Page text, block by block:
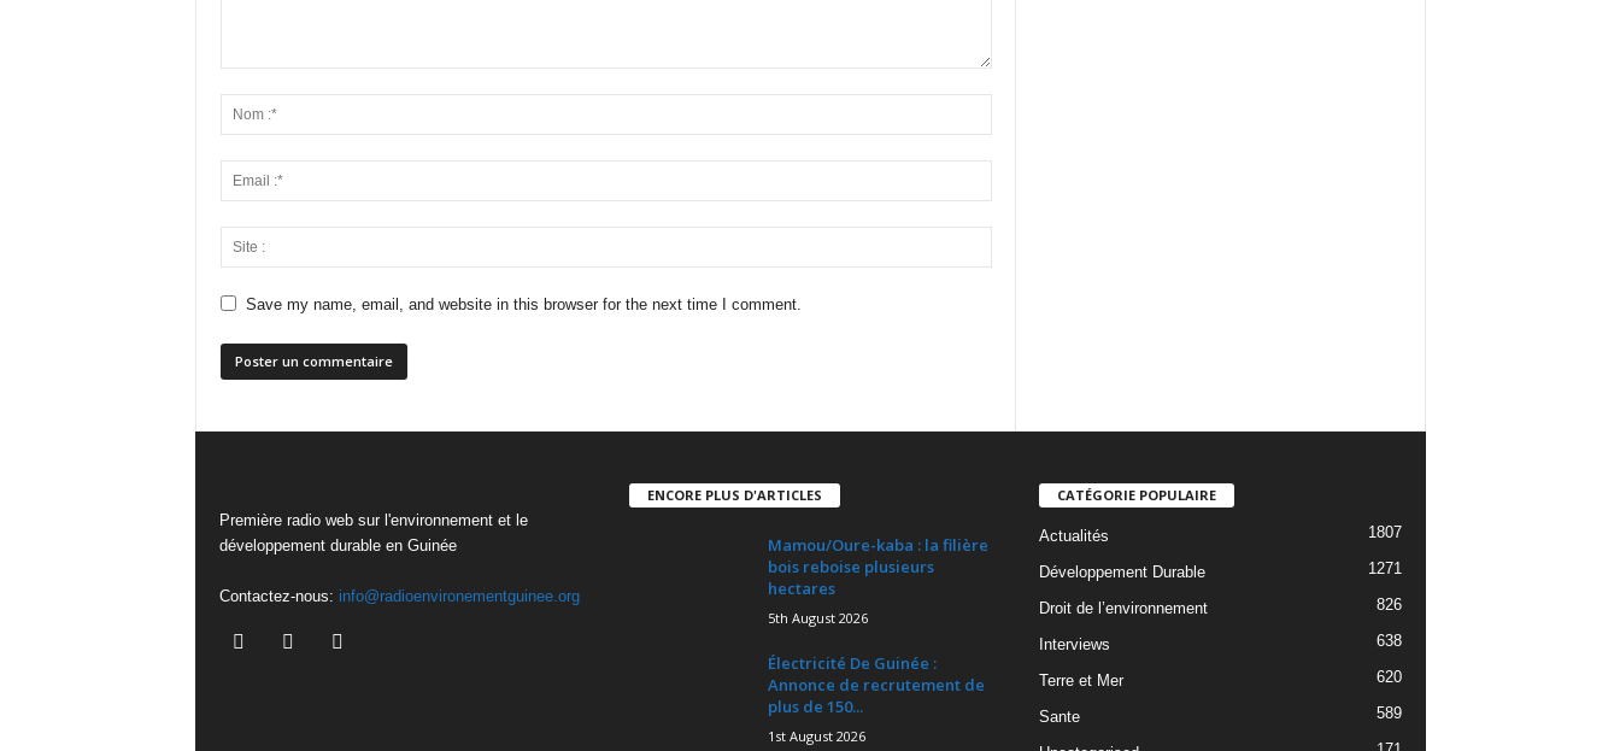
Save my name, email, and website in this browser for the next time I comment.
Première radio web sur l'environnement et le
développement durable en Guinée
Contactez-nous: info@radioenvironementguinee.org
ENCORE PLUS D'ARTICLES
Mamou/Oure-kaba : la filière
bois reboise plusieurs
hectares
5th August 2026
Électricité De Guinée :
Annonce de recrutement de
plus de 150...
1st August 2026
CATÉGORIE POPULAIRE
Actualités 1807
Développement Durable 1271
Droit de l’environnement 826
Interviews 638
Terre et Mer 620
Sante 589